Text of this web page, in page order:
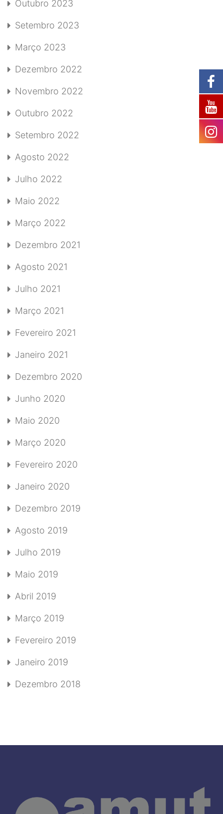
Outubro 2023
Setembro 2023
Março 2023
Dezembro 2022
Novembro 2022
Outubro 2022
Setembro 2022
Agosto 2022
Julho 2022
Maio 2022
Março 2022
Dezembro 2021
Agosto 2021
Julho 2021
Março 2021
Fevereiro 2021
Janeiro 2021
Dezembro 2020
Junho 2020
Maio 2020
Março 2020
Fevereiro 2020
Janeiro 2020
Dezembro 2019
Agosto 2019
Julho 2019
Maio 2019
Abril 2019
Março 2019
Fevereiro 2019
Janeiro 2019
Dezembro 2018